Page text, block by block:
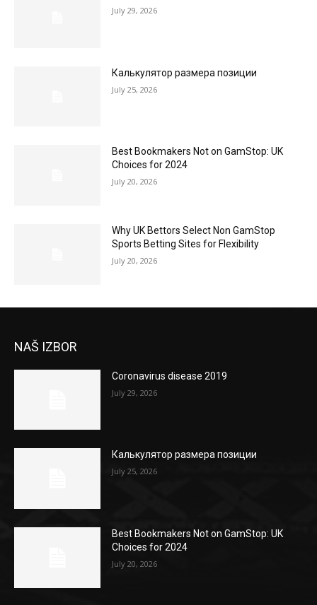
July 29, 2026
Калькулятор размера позиции
July 25, 2026
Best Bookmakers Not on GamStop: UK
Choices for 2024
July 20, 2026
Why UK Bettors Select Non GamStop
Sports Betting Sites for Flexibility
July 20, 2026
NAŠ IZBOR
Coronavirus disease 2019
July 29, 2026
Калькулятор размера позиции
July 25, 2026
Best Bookmakers Not on GamStop: UK
Choices for 2024
July 20, 2026